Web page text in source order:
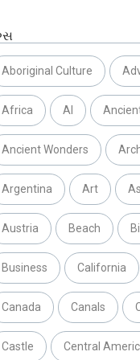
Aboriginal Culture
Africa AI
Ancient Wonders
Argentina Art
Austria Beach
Business California
Canada Canals
Castle Central